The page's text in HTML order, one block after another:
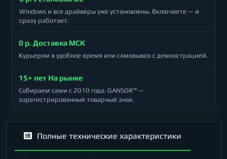
Windows и все драйверы уже установлены. Включаете — и
сразу работает.
0 р. Доставка МСК
Курьером в удобное время или самовывоз с демонстрацией.
15+ лет На рынке
Собираем сами с 2010 года. GANSOR™ —
зарегистрированный товарный знак.
Полные технические характеристики